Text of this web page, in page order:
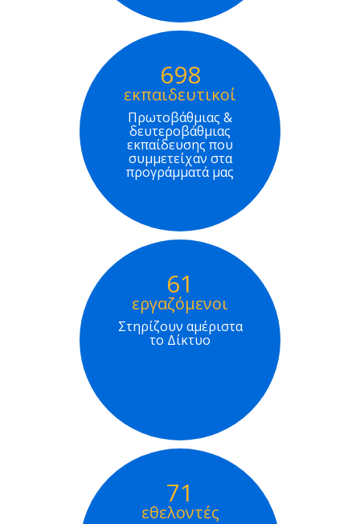
698
εκπαιδευτικοί
Πρωτοβάθμιας &
δευτεροβάθμιας
εκπαίδευσης που
συμμετείχαν στα
προγράμματά μας
61
εργαζόμενοι
Στηρίζουν αμέριστα
το Δίκτυο
71
εθελοντές